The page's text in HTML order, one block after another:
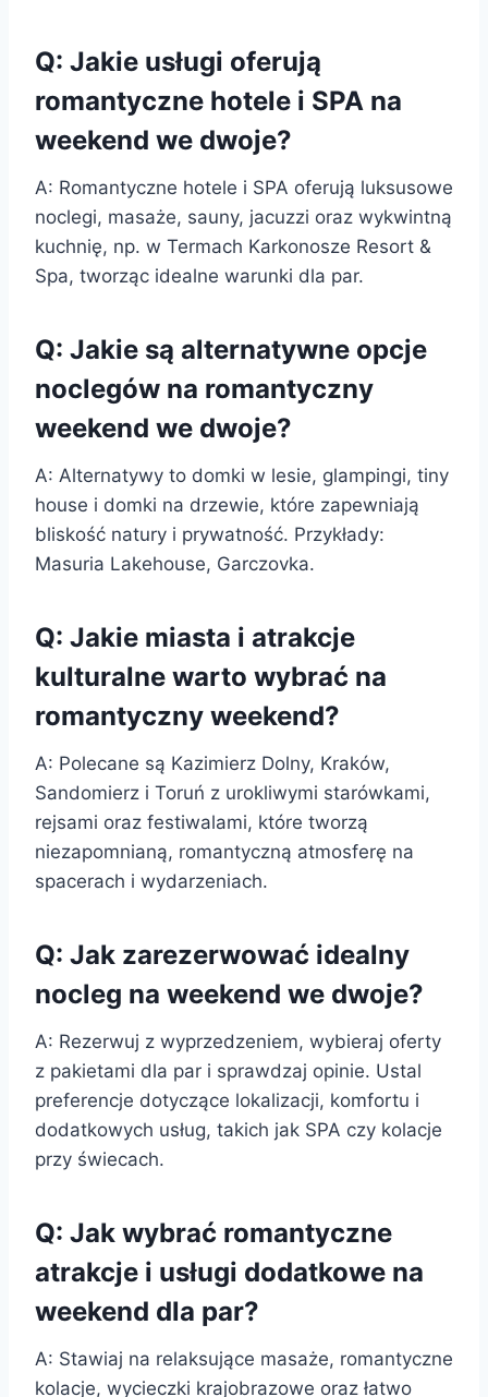
Q: Jakie usługi oferują
romantyczne hotele i SPA na
weekend we dwoje?
A: Romantyczne hotele i SPA oferują luksusowe
noclegi, masaże, sauny, jacuzzi oraz wykwintną
kuchnię, np. w Termach Karkonosze Resort &
Spa, tworząc idealne warunki dla par.
Q: Jakie są alternatywne opcje
noclegów na romantyczny
weekend we dwoje?
A: Alternatywy to domki w lesie, glampingi, tiny
house i domki na drzewie, które zapewniają
bliskość natury i prywatność. Przykłady:
Masuria Lakehouse, Garczovka.
Q: Jakie miasta i atrakcje
kulturalne warto wybrać na
romantyczny weekend?
A: Polecane są Kazimierz Dolny, Kraków,
Sandomierz i Toruń z urokliwymi starówkami,
rejsami oraz festiwalami, które tworzą
niezapomnianą, romantyczną atmosferę na
spacerach i wydarzeniach.
Q: Jak zarezerwować idealny
nocleg na weekend we dwoje?
A: Rezerwuj z wyprzedzeniem, wybieraj oferty
z pakietami dla par i sprawdzaj opinie. Ustal
preferencje dotyczące lokalizacji, komfortu i
dodatkowych usług, takich jak SPA czy kolacje
przy świecach.
Q: Jak wybrać romantyczne
atrakcje i usługi dodatkowe na
weekend dla par?
A: Stawiaj na relaksujące masaże, romantyczne
kolacje, wycieczki krajobrazowe oraz łatwo